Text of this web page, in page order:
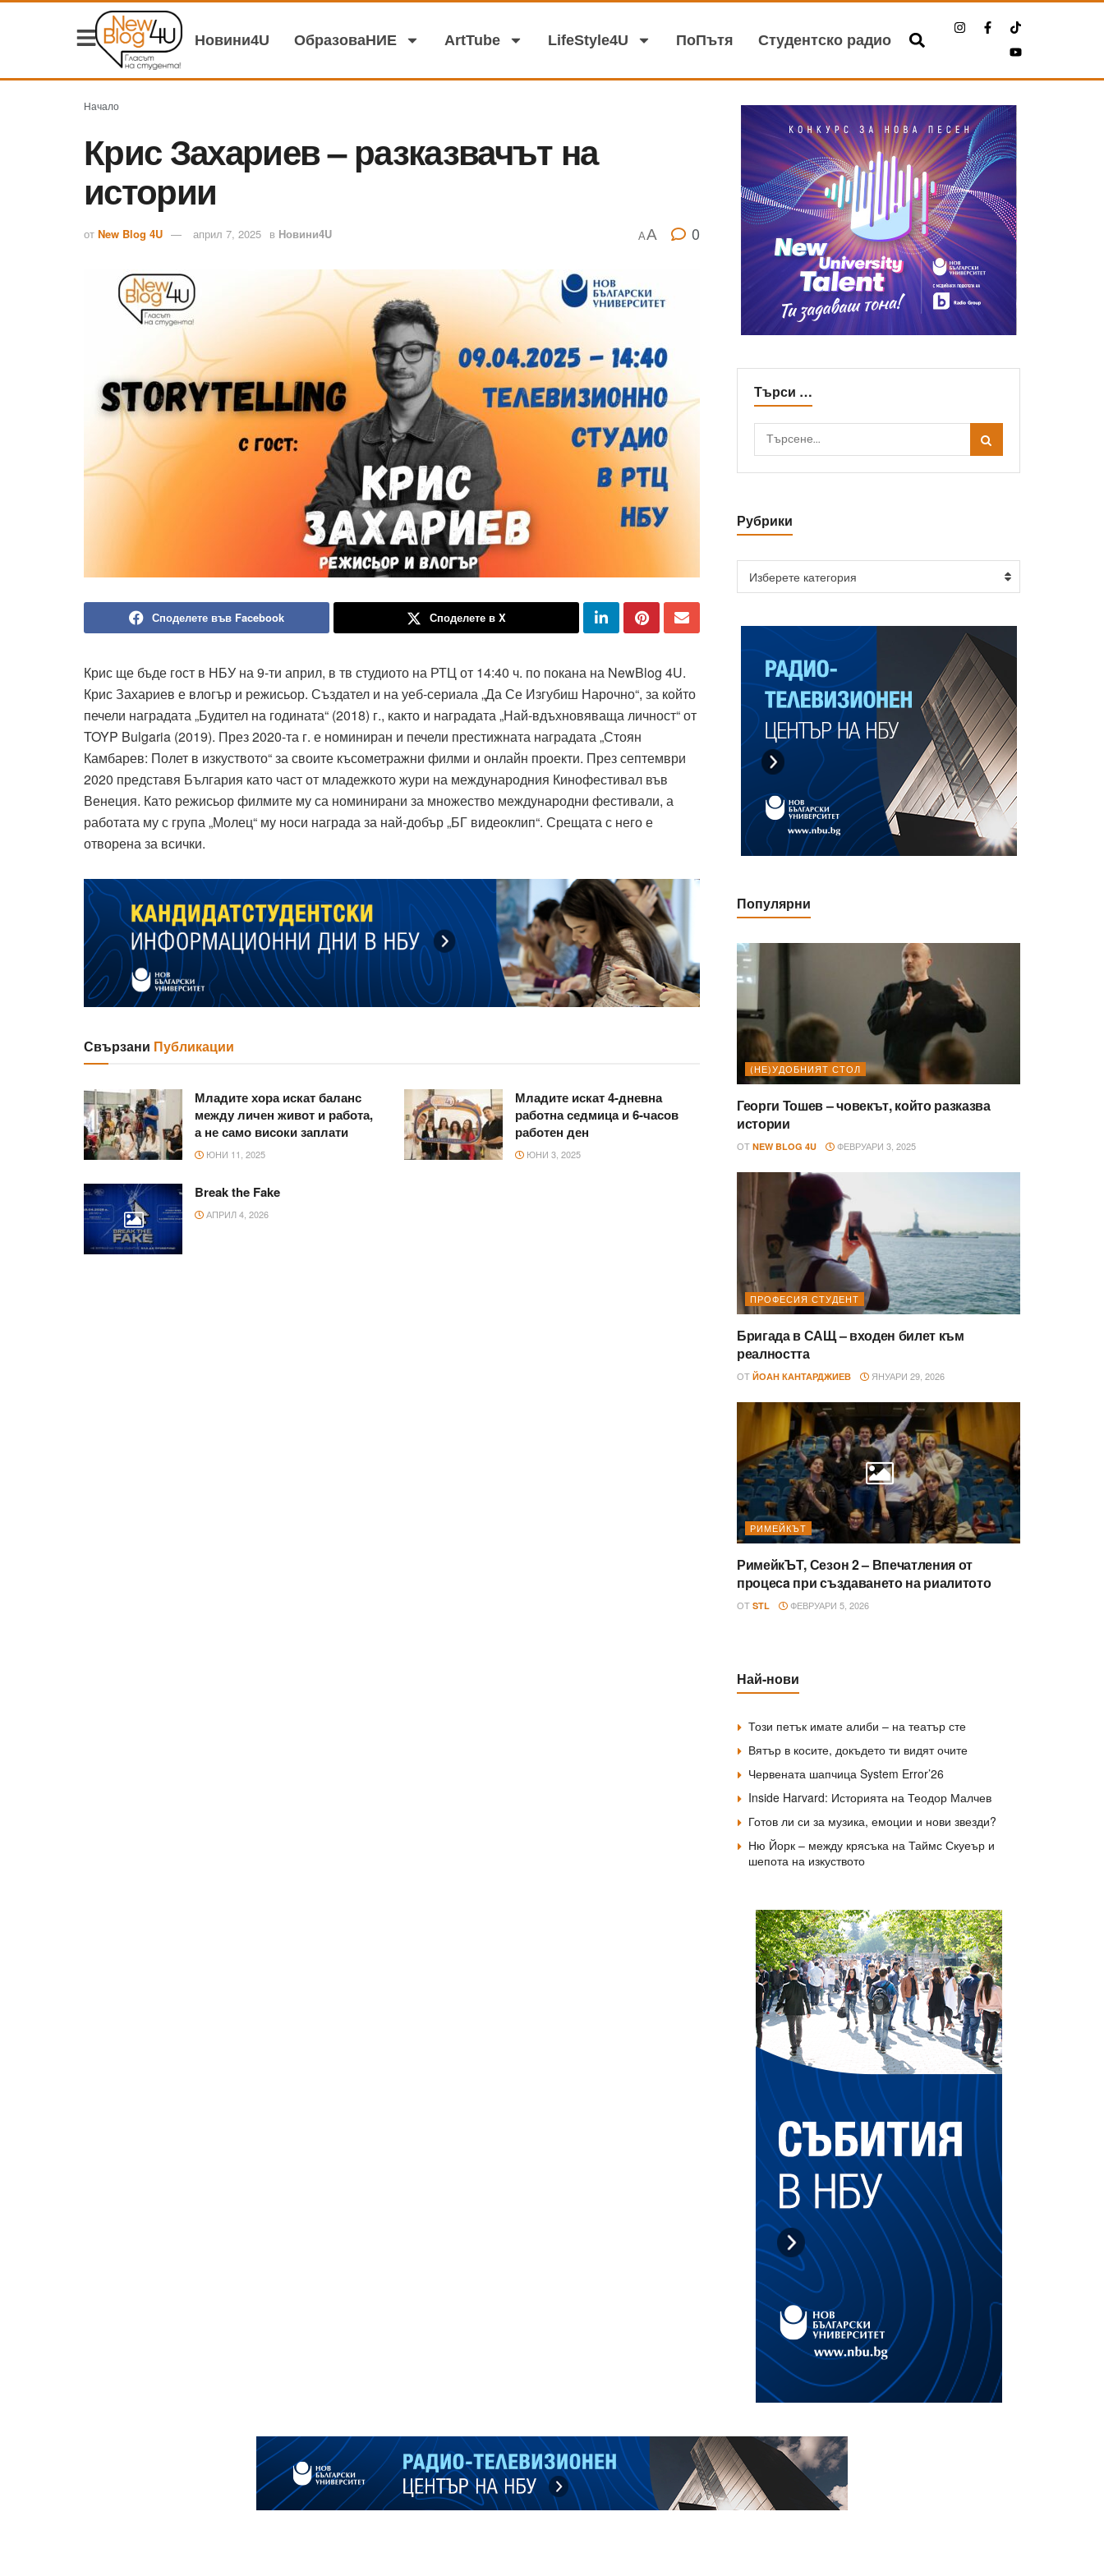
Новини4U ОбразоваНИЕ АrtTube LifeStyle4U ПоПътя Студентско радио
Начало
Крис Захариев – разказвачът на
истории
от New Blog 4U април 7, 2025 в Новини4U AA 0
Споделете във Facebook Споделете в X
Крис ще бъде гост в НБУ на 9-ти април, в тв студиото на РТЦ от 14:40 ч. по покана на NewBlog 4U.
Крис Захариев е влогър и режисьор. Създател и на уеб-сериала „Да Се Изгубиш Нарочно“, за който
печели наградата „Будител на годината“ (2018) г., както и наградата „Най-вдъхновяваща личност“ от
TOYP Bulgaria (2019). През 2020-та г. е номиниран и печели престижната наградата „Стоян
Камбарев: Полет в изкуството“ за своите късометражни филми и онлайн проекти. През септември
2020 представя България като част от младежкото жури на международния Кинофестивал във
Венеция. Като режисьор филмите му са номинирани за множество международни фестивали, а
работата му с група „Молец“ му носи награда за най-добър „БГ видеоклип“. Срещата с него е
отворена за всички.
Свързани Публикации
Младите хора искат баланс
между личен живот и работа,
а не само високи заплати
ЮНИ 11, 2025
Младите искат 4-дневна
работна седмица и 6-часов
работен ден
ЮНИ 3, 2025
Break the Fake
АПРИЛ 4, 2026
Търси …
Рубрики
Изберете категория
Популярни
(НЕ)УДОБНИЯТ СТОЛ
Георги Тошев – човекът, който разказва
истории
ОТ NEW BLOG 4U ФЕВРУАРИ 3, 2025
ПРОФЕСИЯ СТУДЕНТ
Бригада в САЩ – входен билет към
реалността
ОТ ЙОАН КАНТАРДЖИЕВ ЯНУАРИ 29, 2026
РИМЕЙКЪТ
РимейкЪТ, Сезон 2 – Впечатления от
процесa при създаването на риалитото
ОТ STL ФЕВРУАРИ 5, 2026
Най-нови
Този петък имате алиби – на театър сте
Вятър в косите, докъдето ти видят очите
Червената шапчица System Error’26
Inside Harvard: Историята на Теодор Малчев
Готов ли си за музика, емоции и нови звезди?
Ню Йорк – между крясъка на Таймс Скуеър и
шепота на изкуството